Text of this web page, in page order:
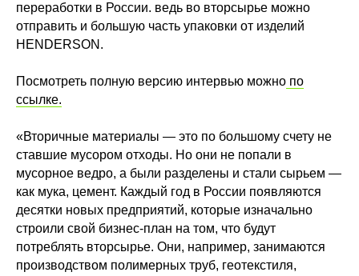
переработки в России. ведь во вторсырье можно
отправить и большую часть упаковки от изделий
HENDERSON.
Посмотреть полную версию интервью можно по
ссылке.
«Вторичные материалы — это по большому счету не
ставшие мусором отходы. Но они не попали в
мусорное ведро, а были разделены и стали сырьем —
как мука, цемент. Каждый год в России появляются
десятки новых предприятий, которые изначально
строили свой бизнес-план на том, что будут
потреблять вторсырье. Они, например, занимаются
производством полимерных труб, геотекстиля,